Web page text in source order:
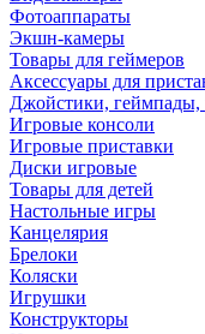
Фотоаппараты
Экшн-камеры
Товары для геймеров
Аксессуары для
Джойстики, геймпады,
Игровые консоли
Игровые приставки
Диски игровые
Товары для детей
Настольные игры
Канцелярия
Брелоки
Коляски
Игрушки
Конструкторы